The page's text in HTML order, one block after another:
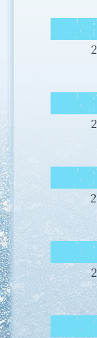
グッズ